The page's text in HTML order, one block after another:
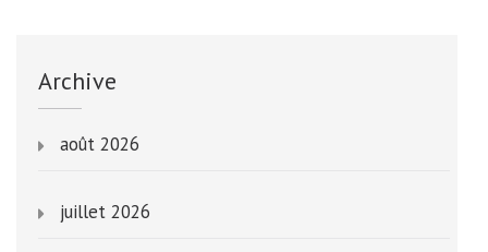
Archive
août 2026
juillet 2026